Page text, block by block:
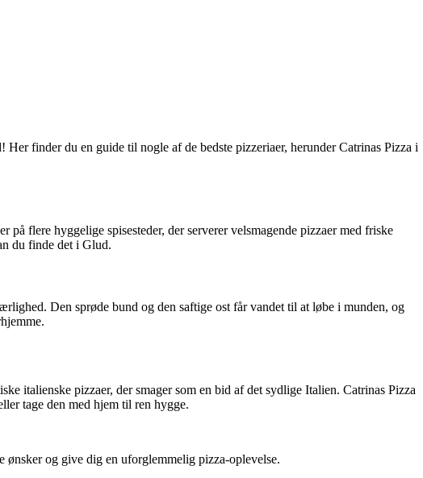
finder du en guide til nogle af de bedste pizzeriaer, herunder Catrinas Pizza i
flere hyggelige spisesteder, der serverer velsmagende pizzaer med friske
du finde det i Glud.
Den sprøde bund og den saftige ost får vandet til at løbe i munden, og
italienske pizzaer, der smager som en bid af det sydlige Italien. Catrinas Pizza
tage den med hjem til ren hygge.
ønsker og give dig en uforglemmelig pizza-oplevelse.